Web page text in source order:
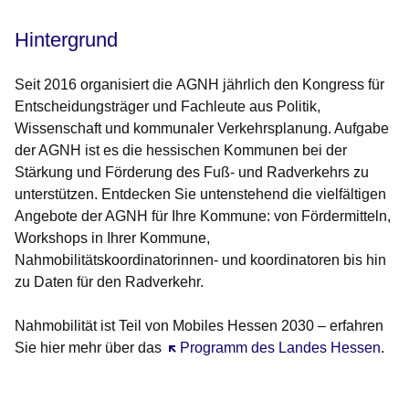
Hintergrund
Seit 2016 organisiert die AGNH jährlich den Kongress für
Entscheidungsträger und Fachleute aus Politik,
Wissenschaft und kommunaler Verkehrsplanung. Aufgabe
der AGNH ist es die hessischen Kommunen bei der
Stärkung und Förderung des Fuß- und Radverkehrs zu
unterstützen. Entdecken Sie untenstehend die vielfältigen
Angebote der AGNH für Ihre Kommune: von Fördermitteln,
Workshops in Ihrer Kommune,
Nahmobilitätskoordinatorinnen- und koordinatoren bis hin
zu Daten für den Radverkehr.
Nahmobilität ist Teil von Mobiles Hessen 2030 – erfahren
Sie hier mehr über das
Programm des Landes Hessen
Öffnet sich in einem neuen Fenster.